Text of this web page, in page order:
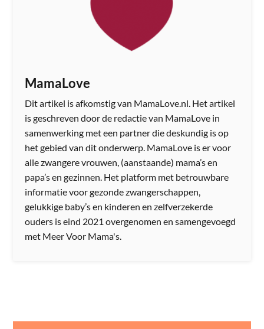
MamaLove
Dit artikel is afkomstig van MamaLove.nl. Het artikel
is geschreven door de redactie van MamaLove in
samenwerking met een partner die deskundig is op
het gebied van dit onderwerp. MamaLove is er voor
alle zwangere vrouwen, (aanstaande) mama’s en
papa’s en gezinnen. Het platform met betrouwbare
informatie voor gezonde zwangerschappen,
gelukkige baby’s en kinderen en zelfverzekerde
ouders is eind 2021 overgenomen en samengevoegd
met Meer Voor Mama's.